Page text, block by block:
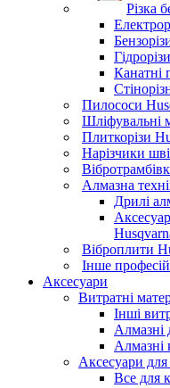
Різка
Канатні
Пилососи
Шліфувальні
Плиткорізи
Нарізчики
Алмазна
Дрилі
Віброплити
Інше
Аксесуари
Витратні
Інші
Алмазні
Алмазні
Аксесуари для
Все для